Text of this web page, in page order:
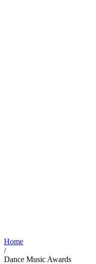
Home
/
Dance Music Awards